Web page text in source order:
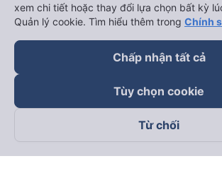
Theo dõi chúng tôi trên
xem chi tiết hoặc thay đổi lựa chọn bất kỳ
Quản lý cookie. Tìm hiểu thêm trong Chính
Chấp nhận tất cả
Tùy chọn cookie
Từ chối